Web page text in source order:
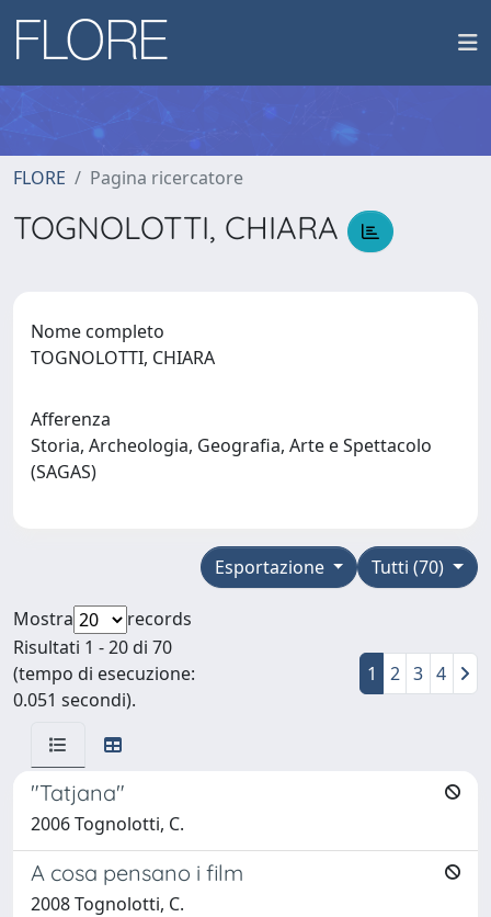
FLORE Pagina ricercatore
TOGNOLOTTI, CHIARA
Nome completo
TOGNOLOTTI, CHIARA
Afferenza
Storia, Archeologia, Geografia, Arte e Spettacolo
(SAGAS)
Tutti (70)
Esportazione
Mostra
records
Risultati 1 - 20 di 70
(tempo di esecuzione:
0.051 secondi).
1 2 3 4
"Tatjana"
2006 Tognolotti, C.
A cosa pensano i film
2008 Tognolotti, C.